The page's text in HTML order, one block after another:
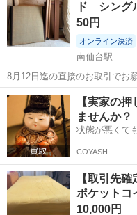
「M字型設計」...
ド シング
50円
オンライン決済
南仙台駅
8月12日迄の直接のお取引でお
田に引き取りをお願いします。 畳ベッドです。 シングルのシンプルな
ベッド。 既に分解しております。 マットはサイズが異なります
の時はお申し付けください。
宮城 仙台市 南仙台駅
【実家の
ませんか？
状態が悪くて
COYASH
【取引先
ポケット
10,000円